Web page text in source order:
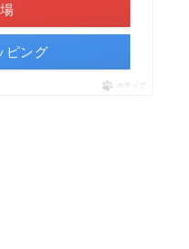
ピング
ポチップ